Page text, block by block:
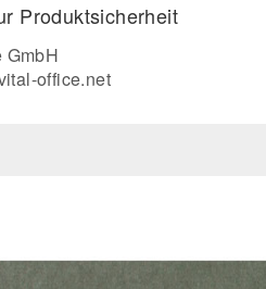
Produktsicherheit
GmbH
office.net